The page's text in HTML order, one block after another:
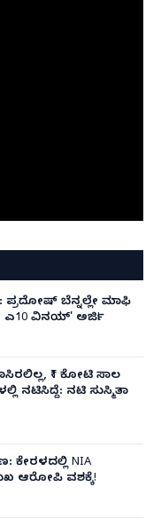
ಪ್ರದೋಷ್ ಬೆನ್ನಲ್ಲೇ ಮಾಫಿ
ಎ10 ವಿನಯ್' ಅರ್ಜಿ!
₹1 ಕೋಟಿ ಸಾಲ
ನಟಿಸಿದ್ದೆ: ನಟಿ ಸುಸ್ಮಿತಾ
ಕೇರಳದಲ್ಲಿ NIA
ಆರೋಪಿ ವಶಕ್ಕೆ!